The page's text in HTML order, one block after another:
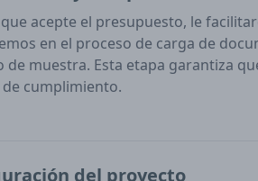
acepte el presupuesto, le
en el proceso de carga de
de muestra. Esta etapa garantiza
cumplimiento.
del proyecto